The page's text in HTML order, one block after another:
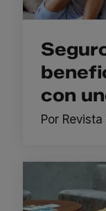
con
Por Revista